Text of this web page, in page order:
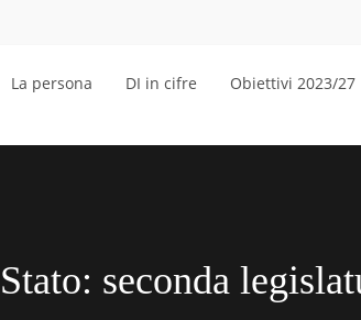
La persona DI in cifre Obiettivi 2023/27
seconda